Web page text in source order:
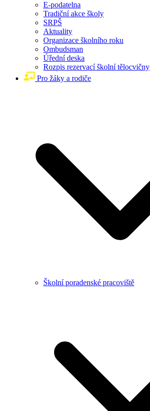
E-podatelna
Tradiční akce školy
SRPŠ
Aktuality
Organizace školního roku
Ombudsman
Úřední deska
Rozpis rezervací školní tělocvičny
Pro žáky a rodiče
Školní poradenské pracoviště